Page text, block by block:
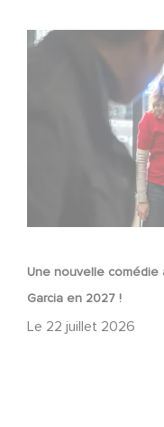
Une nouvelle comédie
Garcia en 2027 !
Le 22 juillet 2026
Une nouvelle
Garcia en 2027 !